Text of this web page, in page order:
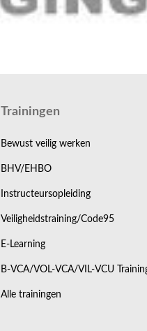
Trainingen
Bewust veilig werken
BHV/EHBO
Instructeursopleiding
Veiligheidstraining/Code95
E-Learning
B-VCA/VOL-VCA/VIL-VCU
Alle trainingen